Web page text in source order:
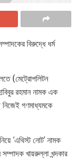
বিরুদ্ধে ধর্ম
(মেট্রোপলিটন
রহমান নামক এক
নিজেই গণমাধ্যমকে
‘এথিস্ট নোট’ নামক
খায়রুল্লা খন্দকার